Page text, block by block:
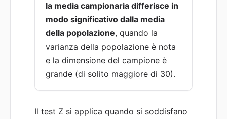
la media campionaria differisce in
modo significativo dalla media
della popolazione, quando la
varianza della popolazione è nota
e la dimensione del campione è
grande (di solito maggiore di 30).
Il test Z si applica quando si soddisfano